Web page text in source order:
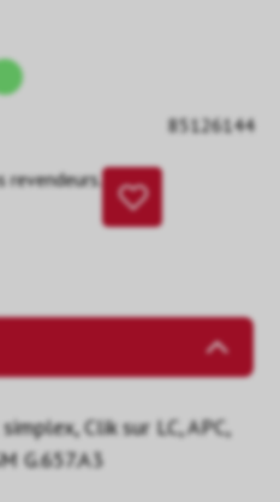
85126144
revendeurs.
Clik sur LC, APC,
G.657.A3